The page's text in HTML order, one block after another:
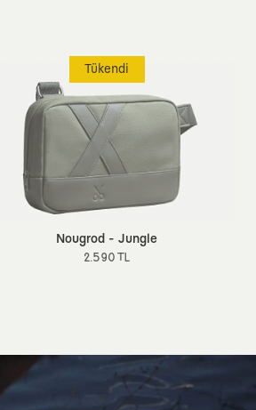
Tükendi
Nougrod - Jungle
2.590 TL